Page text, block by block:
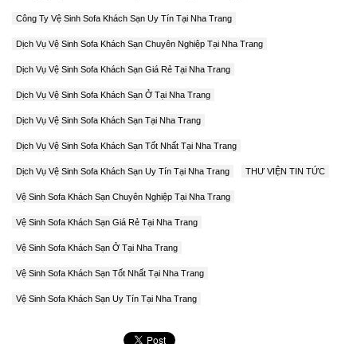
Công Ty Vệ Sinh Sofa Khách Sạn Uy Tín Tại Nha Trang
Dịch Vụ Vệ Sinh Sofa Khách Sạn Chuyên Nghiệp Tại Nha Trang
Dịch Vụ Vệ Sinh Sofa Khách Sạn Giá Rẻ Tại Nha Trang
Dịch Vụ Vệ Sinh Sofa Khách Sạn Ở Tại Nha Trang
Dịch Vụ Vệ Sinh Sofa Khách Sạn Tại Nha Trang
Dịch Vụ Vệ Sinh Sofa Khách Sạn Tốt Nhất Tại Nha Trang
Dịch Vụ Vệ Sinh Sofa Khách Sạn Uy Tín Tại Nha Trang THƯ VIỆN TIN TỨC
Vệ Sinh Sofa Khách Sạn Chuyên Nghiệp Tại Nha Trang
Vệ Sinh Sofa Khách Sạn Giá Rẻ Tại Nha Trang
Vệ Sinh Sofa Khách Sạn Ở Tại Nha Trang
Vệ Sinh Sofa Khách Sạn Tốt Nhất Tại Nha Trang
Vệ Sinh Sofa Khách Sạn Uy Tín Tại Nha Trang